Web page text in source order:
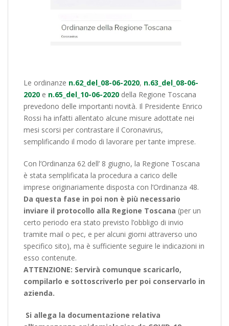
Le ordinanze n.62_del_08-06-2020, n.63_del_08-06-
2020 e n.65_del_10-06-2020 della Regione Toscana
prevedono delle importanti novità. Il Presidente Enrico
Rossi ha infatti allentato alcune misure adottate nei
mesi scorsi per contrastare il Coronavirus,
semplificando il modo di lavorare per tante imprese.
Con l’Ordinanza 62 dell’ 8 giugno, la Regione Toscana
è stata semplificata la procedura a carico delle
imprese originariamente disposta con l’Ordinanza 48.
Da questa fase in poi non è più necessario
inviare il protocollo alla Regione Toscana (per un
certo periodo era stato previsto l’obbligo di invio
tramite mail o pec, e per alcuni giorni attraverso uno
specifico sito), ma è sufficiente seguire le indicazioni in
esso contenute.
ATTENZIONE: Servirà comunque scaricarlo,
compilarlo e sottoscriverlo per poi conservarlo in
azienda.
Si allega la documentazione relativa